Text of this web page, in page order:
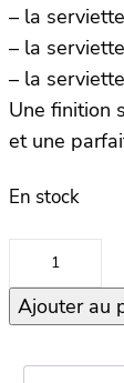
– la
– la
– la
Une finition
et une
En stock
quantité
Serviette
SANTORINI
Ajouter au